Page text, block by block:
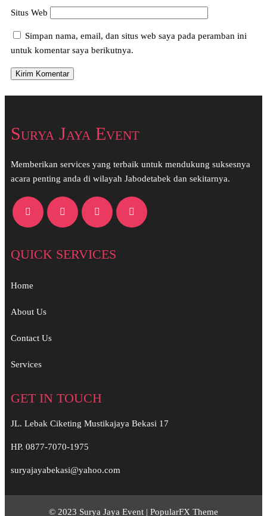
Situs Web
Simpan nama, email, dan situs web saya pada peramban ini
untuk komentar saya berikutnya.
Surya Jaya Event
Memberikan services yang terbaik untuk mendukung suksesnya
acara penting anda di wilayah Jabodetabek dan sekitarnya.
QUICK SERVICES
Home
About Us
Contact Us
Services
GET IN TOUCH
JL. Lebak Ciketing Mustikajaya Bekasi 17
HP. 0877-7070-1975
suryajayabekasi@yahoo.com
© 2023 Surya Jaya Event | PopularFX Theme